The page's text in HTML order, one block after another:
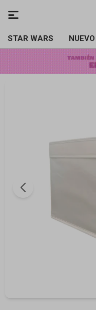
STAR WARS NUEVO
